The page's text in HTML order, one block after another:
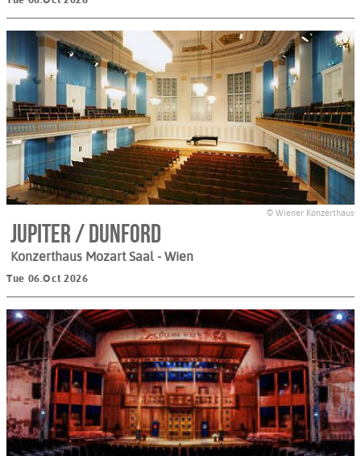
© Wiener Konzerthaus
Jupiter / Dunford
Konzerthaus Mozart Saal - Wien
Tue 06.Oct 2026